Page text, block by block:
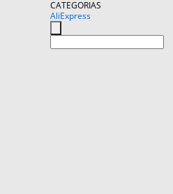
CATEGORIAS
AliExpress